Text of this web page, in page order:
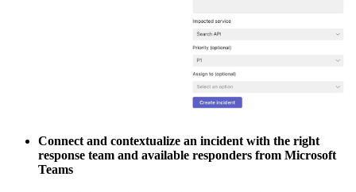
Connect and contextualize an incident with the right
response team and available responders from Microsoft
Teams